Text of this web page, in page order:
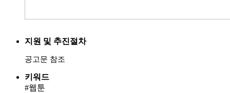
지원 및 추진절차
공고문 참조
키워드
#웹툰